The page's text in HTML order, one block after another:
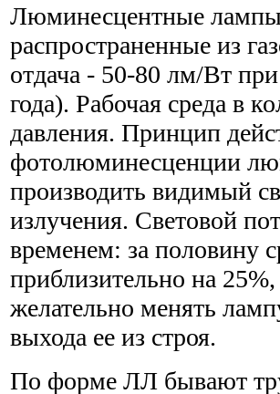
Люминесцентные
распространенные из
отдача - 50-80 лм/Вт
года). Рабочая среда в
давления. Принцип
фотолюминесценции
производить видимый
излучения. Световой
временем: за половину
приблизительно на
желательно менять
выхода ее из строя.
По форме ЛЛ бывают